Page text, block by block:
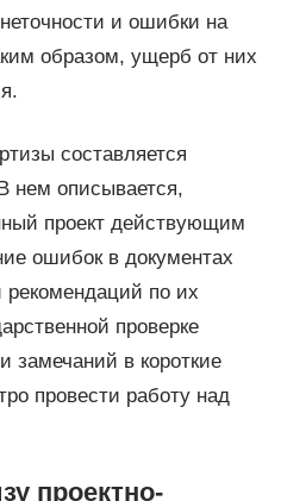
и ошибки на
образом, ущерб от них
составляется
нем описывается,
проект действующим
ошибок в документах
рекомендаций по их
проверке
замечаний в короткие
провести работу над
проектно-